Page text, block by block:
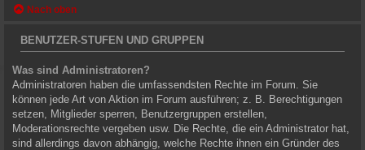
Nach oben
BENUTZER-STUFEN UND GRUPPEN
Was sind Administratoren?
Administratoren haben die umfassendsten Rechte im Forum. Sie
können jede Art von Aktion im Forum ausführen; z. B. Berechtigungen
setzen, Mitglieder sperren, Benutzergruppen erstellen,
Moderationsrechte vergeben usw. Die Rechte, die ein Administrator hat,
sind allerdings davon abhängig, welche Rechte ihnen ein Gründer des